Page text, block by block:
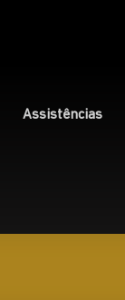
Assistências